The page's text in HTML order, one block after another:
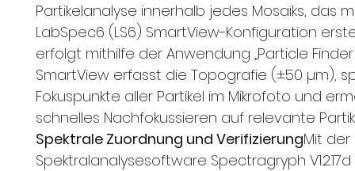
Partikelanalyse innerhalb jedes Mosaiks, das
LabSpec6 (LS6) SmartView-Konfiguration
erfolgt mithilfe der Anwendung „Particle Finder
SmartView erfasst die Topografie (±50 µm),
Fokuspunkte aller Partikel im Mikrofoto und
schnelles Nachfokussieren auf relevante
Spektrale Zuordnung und VerifizierungMit der
Spektralanalysesoftware Spectragryph V1.2.17d